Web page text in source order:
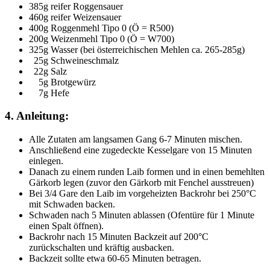
385g reifer Roggensauer
460g reifer Weizensauer
400g Roggenmehl Tipo 0 (Ö = R500)
200g Weizenmehl Tipo 0 (Ö = W700)
325g Wasser (bei österreichischen Mehlen ca. 265-285g)
25g Schweineschmalz
22g Salz
5g Brotgewürz
7g Hefe
4. Anleitung:
Alle Zutaten am langsamen Gang 6-7 Minuten mischen.
Anschließend eine zugedeckte Kesselgare von 15 Minuten
einlegen.
Danach zu einem runden Laib formen und in einen bemehlten
Gärkorb legen (zuvor den Gärkorb mit Fenchel ausstreuen)
Bei 3/4 Gare den Laib im vorgeheizten Backrohr bei 250°C
mit Schwaden backen.
Schwaden nach 5 Minuten ablassen (Ofentüre für 1 Minute
einen Spalt öffnen).
Backrohr nach 15 Minuten Backzeit auf 200°C
zurückschalten und kräftig ausbacken.
Backzeit sollte etwa 60-65 Minuten betragen.